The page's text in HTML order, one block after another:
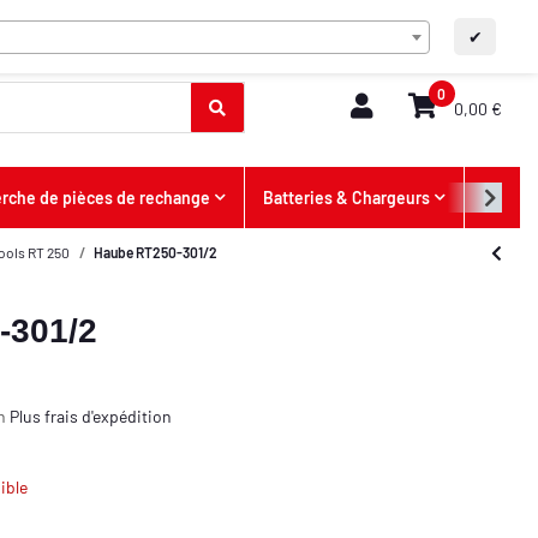
✔
FR Contact
0
0,00 €
de pièces de rechange Batteries & Chargeurs Offres
RT 250 Haube RT250-301/2
301/2
Plus frais d'expédition